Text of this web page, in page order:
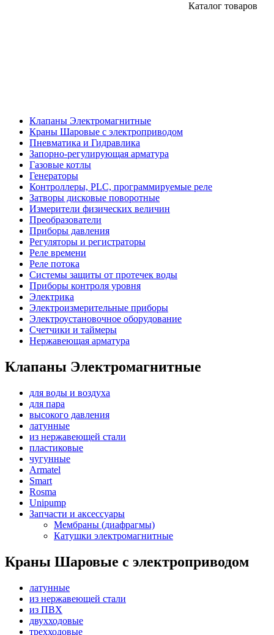
Каталог товаров
Клапаны Электромагнитные
Краны Шаровые с электроприводом
Пневматика и Гидравлика
Запорно-регулирующая арматура
Газовые котлы
Генераторы
Контроллеры, PLС, программируемые реле
Затворы дисковые поворотные
Измерители физических величин
Преобразователи
Приборы давления
Регуляторы и регистраторы
Реле времени
Реле потока
Системы защиты от протечек воды
Приборы контроля уровня
Электрика
Электроизмерительные приборы
Электроустановочное оборудование
Счетчики и таймеры
Нержавеющая арматура
Клапаны Электромагнитные
для воды и воздуха
для пара
высокого давления
латунные
из нержавеющей стали
пластиковые
чугунные
Armatel
Smart
Rosma
Unipump
Запчасти и аксессуары
Мембраны (диафрагмы)
Катушки электромагнитные
Краны Шаровые с электроприводом
латунные
из нержавеющей стали
из ПВХ
двухходовые
трехходовые